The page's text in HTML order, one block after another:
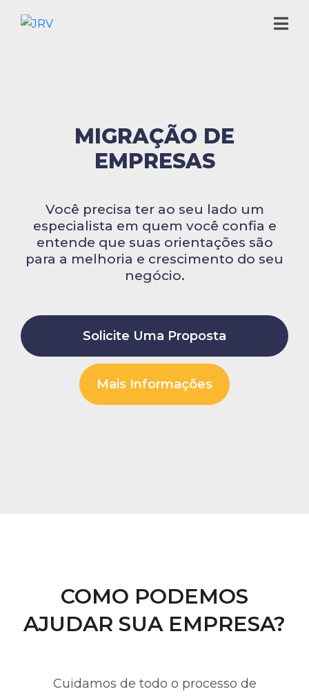
MIGRAÇÃO DE
EMPRESAS
Você precisa ter ao seu lado um
especialista em quem você confia e
entende que suas orientações são
para a melhoria e crescimento do seu
negócio.
Solicite Uma Proposta
Mais Informações
COMO PODEMOS
AJUDAR SUA EMPRESA?
Cuidamos de todo o processo de